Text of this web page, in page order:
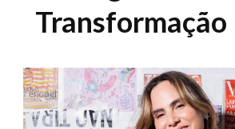
Transformação